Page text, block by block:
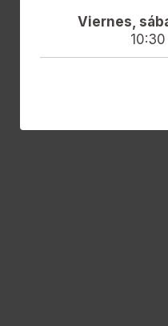
Viernes,